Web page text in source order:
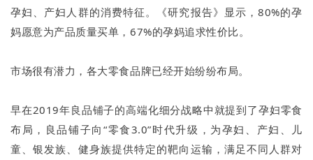
孕妇、产妇人群的消费特征。《研究报告》显示，80%的孕
妈愿意为产品质量买单，67%的孕妈追求性价比。
市场很有潜力，各大零食品牌已经开始纷纷布局。
早在2019年良品铺子的高端化细分战略中就提到了孕妇零食
布局，良品铺子向“零食3.0”时代升级，为孕妇、产妇、儿
童、银发族、健身族提供特定的靶向运输，满足不同人群对